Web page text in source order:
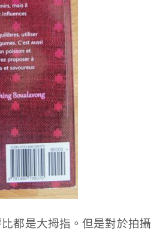
都是大拇指。但是對於拍攝